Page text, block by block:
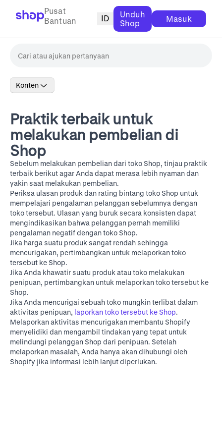
Pusat
Bantuan
ID
Unduh
Shop
Masuk
Konten
Praktik terbaik untuk
melakukan pembelian di
Shop
Sebelum melakukan pembelian dari toko Shop, tinjau praktik
terbaik berikut agar Anda dapat merasa lebih nyaman dan
yakin saat melakukan pembelian.
Periksa ulasan produk dan rating bintang toko Shop untuk
mempelajari pengalaman pelanggan sebelumnya dengan
toko tersebut. Ulasan yang buruk secara konsisten dapat
mengindikasikan bahwa pelanggan pernah memiliki
pengalaman negatif dengan toko Shop.
Jika harga suatu produk sangat rendah sehingga
mencurigakan, pertimbangkan untuk melaporkan toko
tersebut ke Shop.
Jika Anda khawatir suatu produk atau toko melakukan
penipuan, pertimbangkan untuk melaporkan toko tersebut ke
Shop.
Jika Anda mencurigai sebuah toko mungkin terlibat dalam
aktivitas penipuan, laporkan toko tersebut ke Shop.
Melaporkan aktivitas mencurigakan membantu Shopify
menyelidiki dan mengambil tindakan yang tepat untuk
melindungi pelanggan Shop dari penipuan. Setelah
melaporkan masalah, Anda hanya akan dihubungi oleh
Shopify jika informasi lebih lanjut diperlukan.